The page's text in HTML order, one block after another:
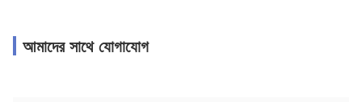
আমাদের সাথে যোগাযোগ